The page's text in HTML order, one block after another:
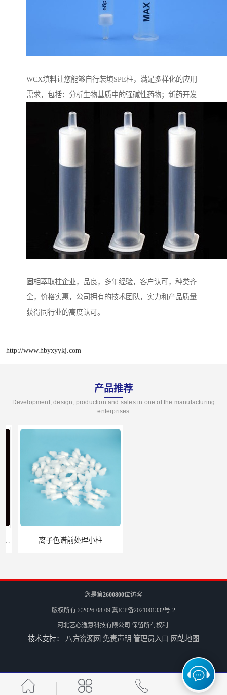
WCX填料让您能够自行装填SPE柱，满足多样化的应用
需求，包括：分析生物基质中的强碱性药物；新药开发
固相萃取柱企业，品良，多年经验，客户认可，种类齐
全，价格实惠，公司拥有的技术团队，实力和产品质量
获得同行业的高度认可。
http://www.hbyxyykj.com
产品推荐
Development, design, production and sales in one of the manufacturing
enterprises
离子色谱前处理小柱​
您是第2600800位访客
版权所有 ©2026-08-09 冀ICP备2021001332号-2
河北艺心逸意科技有限公司 保留所有权利.
技术支持： 八方资源网 免责声明 管理员入口 网站地图